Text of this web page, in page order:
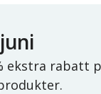
ekstra rabatt